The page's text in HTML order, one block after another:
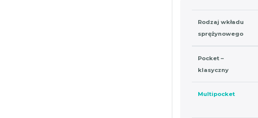
Rodzaj wkładu
sprężynowego
Pocket –
klasyczny
Multipocket